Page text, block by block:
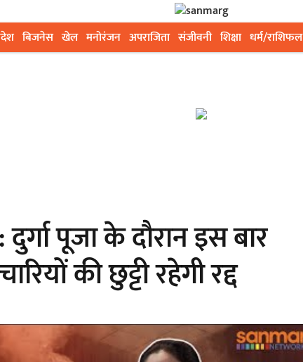
बिजनेस खेल मनोरंजन अपराजिता संजीवनी शिक्षा धर्म/राशिफल
पूजा के दौरान इस बार
की छुट्टी रहेगी रद्द